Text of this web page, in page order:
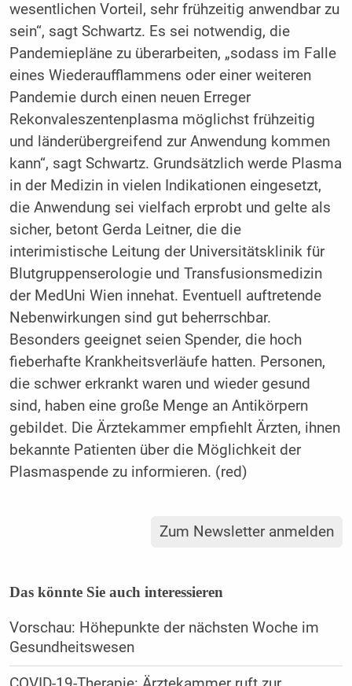
wesentlichen Vorteil, sehr frühzeitig anwendbar zu
sein“, sagt Schwartz. Es sei notwendig, die
Pandemiepläne zu überarbeiten, „sodass im Falle
eines Wiederaufflammens oder einer weiteren
Pandemie durch einen neuen Erreger
Rekonvaleszentenplasma möglichst frühzeitig
und länderübergreifend zur Anwendung kommen
kann“, sagt Schwartz. Grundsätzlich werde Plasma
in der Medizin in vielen Indikationen eingesetzt,
die Anwendung sei vielfach erprobt und gelte als
sicher, betont Gerda Leitner, die die
interimistische Leitung der Universitätsklinik für
Blutgruppenserologie und Transfusionsmedizin
der MedUni Wien innehat. Eventuell auftretende
Nebenwirkungen sind gut beherrschbar.
Besonders geeignet seien Spender, die hoch
fieberhafte Krankheitsverläufe hatten. Personen,
die schwer erkrankt waren und wieder gesund
sind, haben eine große Menge an Antikörpern
gebildet. Die Ärztekammer empfiehlt Ärzten, ihnen
bekannte Patienten über die Möglichkeit der
Plasmaspende zu informieren. (red)
Zum Newsletter anmelden
Das könnte Sie auch interessieren
Vorschau: Höhepunkte der nächsten Woche im
Gesundheitswesen